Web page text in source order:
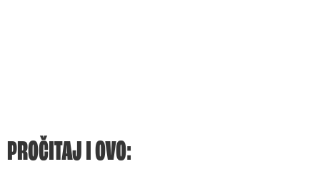
PROČITAJ I OVO: